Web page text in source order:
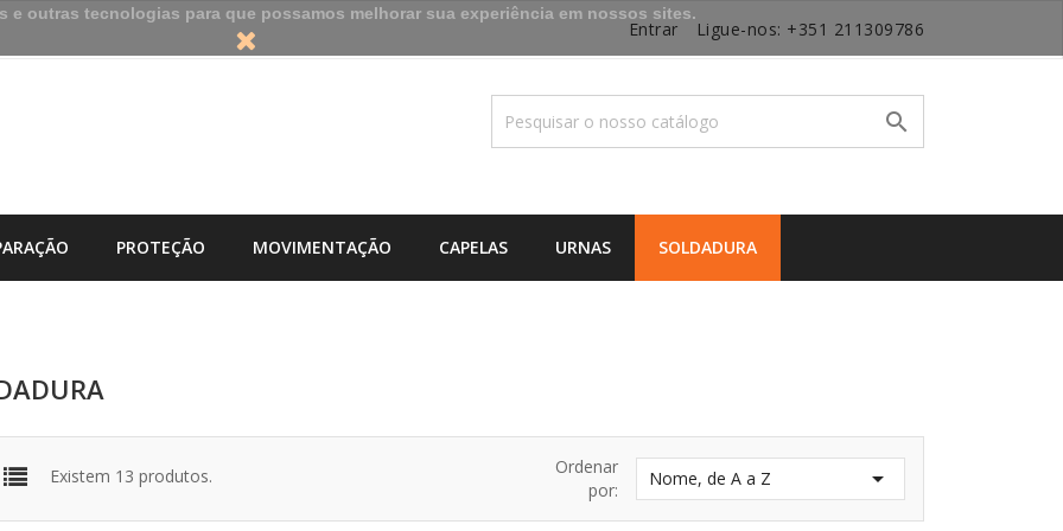
Entrar Ligue-nos: +351 211309786

PROTEÇÃO MOVIMENTAÇÃO CAPELAS URNAS SOLDADURA
Existem 13 produtos.
Ordenar
por:
Nome, de A a Z 
e outras tecnologias para que possamos melhorar sua experiência em nossos sites.